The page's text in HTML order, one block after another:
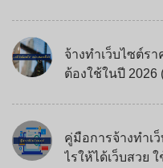
จ้างทำเว็บไซต์ร
ต้องใช้ในปี 2026
คู่มือการจ้างทำเ
ไรให้ได้เว็บสวย